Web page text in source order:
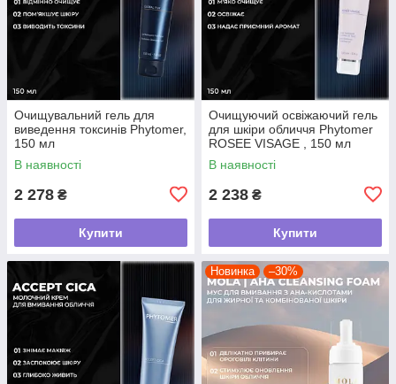
Очищувальний гель для
виведення токсинів Phytomer,
150 мл
В наявності
2 278 ₴
Купити
Очищуючий освіжаючий гель
для шкіри обличчя Phytomer
ROSEE VISAGE , 150 мл
В наявності
2 238 ₴
Купити
Новинка –30%